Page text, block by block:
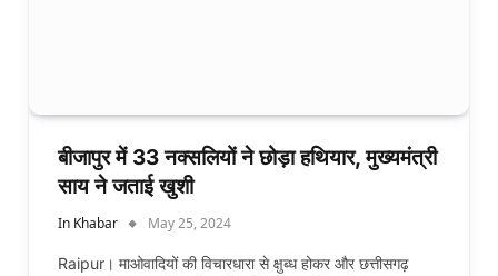
बीजापुर में 33 नक्सलियों ने छोड़ा हथियार, मुख्यमंत्री
साय ने जताई खुशी
In Khabar May 25, 2024
Raipur। माओवादियों की विचारधारा से क्षुब्ध होकर और छत्तीसगढ़